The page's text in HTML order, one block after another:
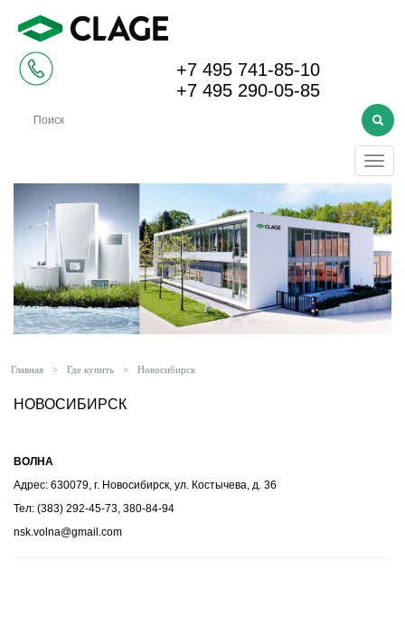
+7 495 741-85-10
+7 495 290-05-85
Меню
Главная > Где купить > Новосибирск
НОВОСИБИРСК
ВОЛНА
Адрес: 630079, г. Новосибирск, ул. Костычева, д. 36
Тел: (383) 292-45-73, 380-84-94
nsk.volna@gmail.com